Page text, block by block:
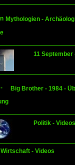
Mythologien -
11 September
Big Brother - 1984 -
Politik - Videos
Wirtschaft - Videos